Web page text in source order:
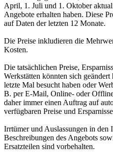
April, 1. Juli und 1. Oktober
Angebote erhalten haben. Diese
auf Daten der letzten 12 Monate.
Die Preise inkludieren die
Kosten.
Die tatsächlichen Preise,
Werkstätten könnten sich geändert
letzte Mal besucht haben oder
B. per E-Mail, Online- oder
daher immer einen Auftrag auf
verfügbaren Preise und
Irrtümer und Auslassungen in den
Beschreibungen des Angebots
Ersatzteilen sind vorbehalten.